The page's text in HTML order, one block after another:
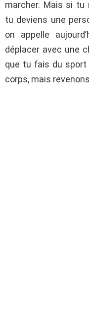
marcher. Mais si tu
tu deviens une
on appelle
déplacer avec une
que tu fais du
corps, mais